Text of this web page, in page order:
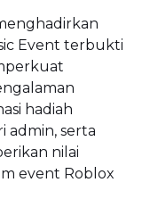
Event terbukti
hadiah
admin, serta
nilai
event Roblox